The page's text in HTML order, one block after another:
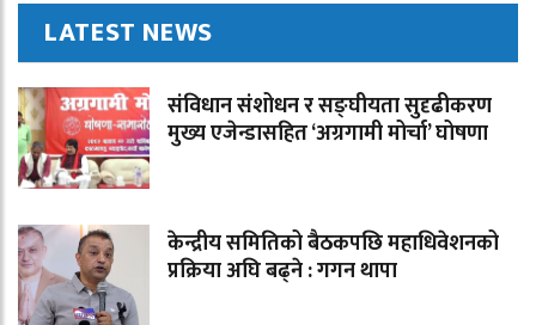
LATEST NEWS
संविधान संशोधन र सङ्घीयता सुदृढीकरण
मुख्य एजेन्डासहित ‘अग्रगामी मोर्चा’ घोषणा
केन्द्रीय समितिको बैठकपछि महाधिवेशनको
प्रक्रिया अघि बढ्ने : गगन थापा